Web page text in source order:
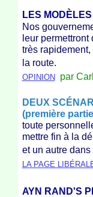
LES
Nos
leur
très
la route.
OPINIONpar
DEUX
(première
toute
mettre fin à la
et un autre
LA PAGE
AYN RAND'S